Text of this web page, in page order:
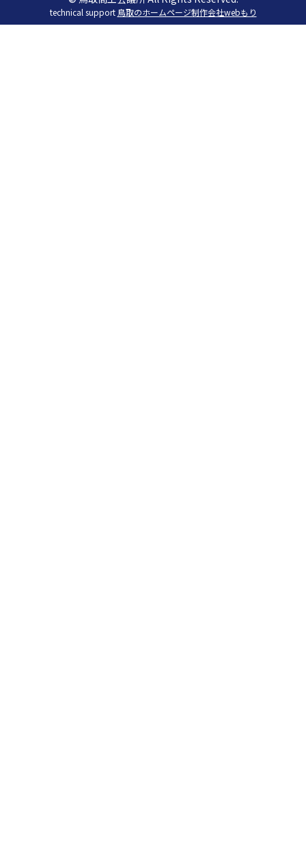
technical support 鳥取のホームページ制作会社webもり